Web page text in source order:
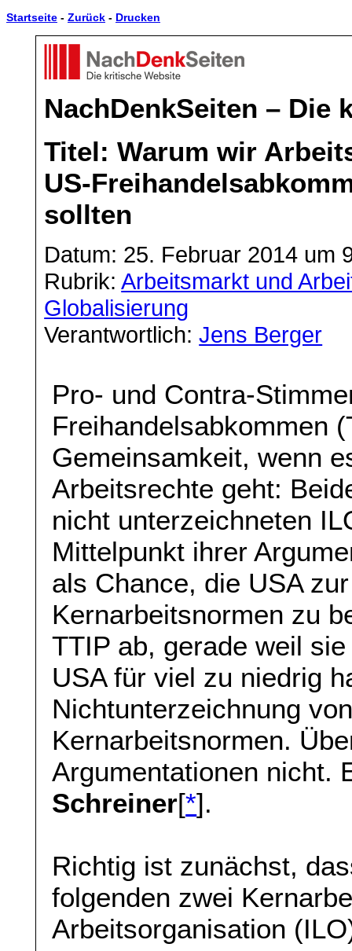
Startseite - Zurück - Drucken
NachDenkSeiten – Die
Titel: Warum wir
US-
sollten
Datum: 25. Februar 2014 um
Rubrik:Arbeitsmarkt und
Globalisierung
Verantwortlich:Jens Berger
Pro- und Contra-
Freihandelsabkommen
Gemeinsamkeit, wenn
Arbeitsrechte geht:
nicht unterzeichneten
Mittelpunkt ihrer
als Chance, die USA
Kernarbeitsnormen zu
TTIP ab, gerade weil
USA für viel zu niedrig
Nichtunterzeichnung
Kernarbeitsnormen.
Argumentationen nicht.
Schreiner[*].
Richtig ist zunächst,
folgenden zwei
Arbeitsorganisation